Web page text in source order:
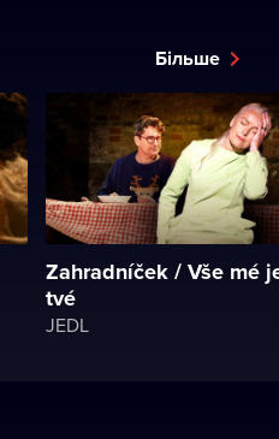
Більше
Zahradníček / Vše mé
tvé
JEDL